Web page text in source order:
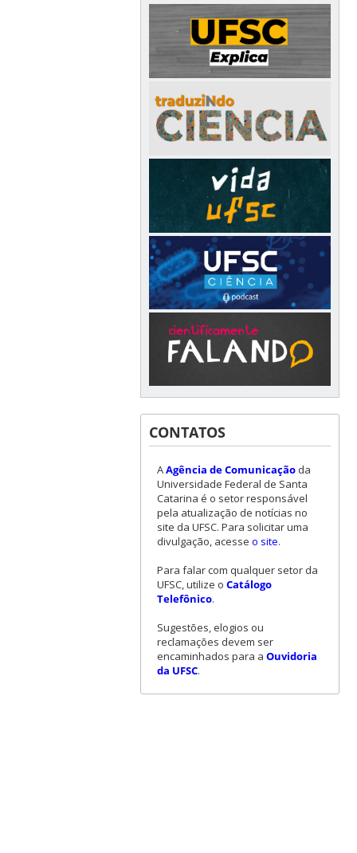
CONTATOS
AAgência de Comunicaçãoda
Universidade Federal de Santa
Catarina é o setor responsável
pela atualização de notícias no
site da UFSC. Para solicitar uma
divulgação, acesse o site.
Para falar com qualquer setor da
UFSC, utilize o Catálogo
Telefônico.
Sugestões, elogios ou
reclamações devem ser
encaminhados para a Ouvidoria
da UFSC.